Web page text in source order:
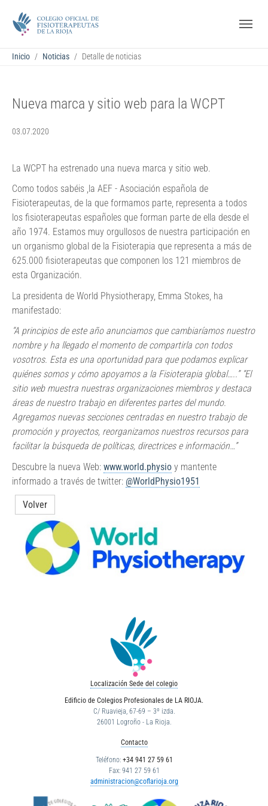
Estás aquí:
Inicio Noticias Detalle de noticias
Nueva marca y sitio web para la WCPT
03.07.2020
La WCPT ha estrenado una nueva marca y sitio web.
Como todos sabéis ,la AEF - Asociación española de
Fisioterapeutas, de la que formamos parte, representa a todos
los fisioterapeutas españoles que forman parte de ella desde el
año 1974. Estamos muy orgullosos de nuestra participación en
un organismo global de la Fisioterapia que representa a más de
625.000 fisioterapeutas que componen los 121 miembros de
esta Organización.
La presidenta de World Physiotherapy, Emma Stokes, ha
manifestado:
“A principios de este año anunciamos que cambiaríamos nuestro
nombre y ha llegado el momento de compartirla con todos
vosotros. Esta es una oportunidad para que podamos explicar
quiénes somos y cómo apoyamos a la Fisioterapia global…..” “El
sitio web muestra nuestras organizaciones miembros y destaca
áreas de nuestro trabajo en diferentes partes del mundo.
Agregamos nuevas secciones centradas en nuestro trabajo de
promoción y proyectos, reorganizamos nuestros recursos para
facilitar la búsqueda de políticas, directrices e información…”
Descubre la nueva Web: www.world.physio y mantente
informado a través de twitter: @WorldPhysio1951
Volver
Localización Sede del colegio
Edificio de Colegios Profesionales de LA RIOJA.
C/ Ruavieja, 67-69 – 3º izda.
26001 Logroño - La Rioja.
Contacto
Teléfono: +34 941 27 59 61
Fax: 941 27 59 61
administracion@coflarioja.org